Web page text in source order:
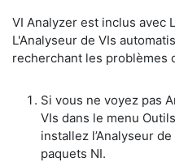
​VI Analyzer est inclus avec
L'Analyseur de VIs
recherchant les problèmes
​Si vous ne voyez pas
VIs dans le menu
installez l’Analyseur
paquets NI.